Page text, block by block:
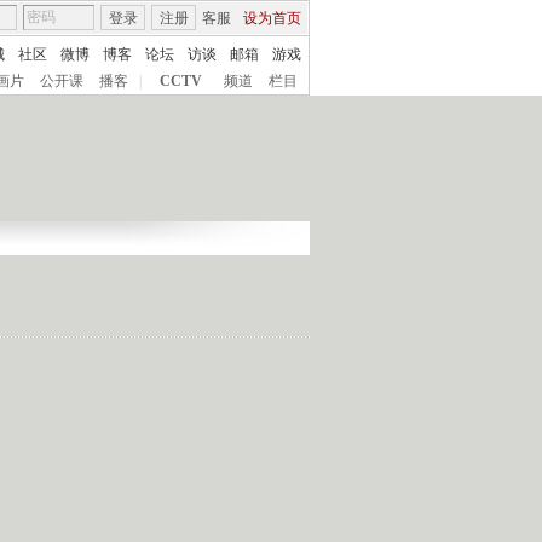
客服 设为首页
登录 注册
社区 微博 博客 论坛 访谈 邮箱
游戏
片
公开课 播客 CCTV 频道 栏目